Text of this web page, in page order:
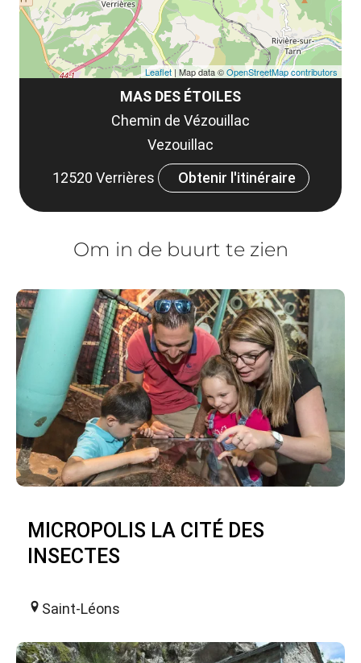
MAS DES ÉTOILES
Chemin de Vézouillac
Vezouillac
12520 Verrières
Obtenir l'itinéraire
Leaflet | Map data ©OpenStreetMap contributors
Om in de buurt te zien
MICROPOLIS LA CITÉ DES
INSECTES
Saint-Léons